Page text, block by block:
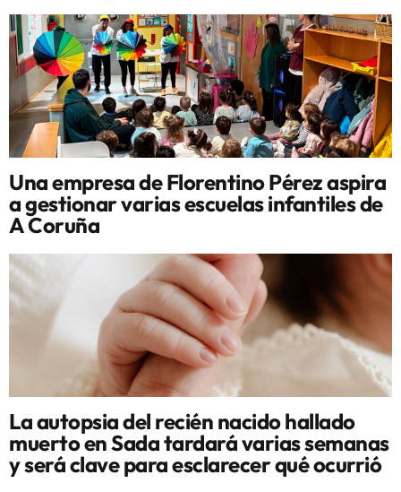
Una empresa de Florentino Pérez aspira
a gestionar varias escuelas infantiles de
A Coruña
La autopsia del recién nacido hallado
muerto en Sada tardará varias semanas
y será clave para esclarecer qué ocurrió